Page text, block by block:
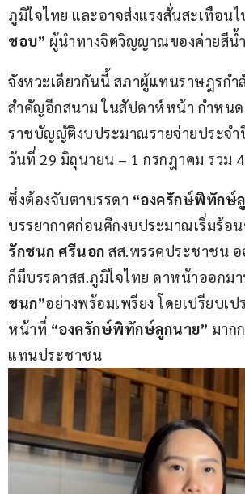
ภูมิใจไทย และอาจส่งแรงสั่นสะเทือนไ
ชอบ” ผู้นำทางจิตวิญญาณของค่ายสีน้ำ
จังหวะเดียวกันนี้ สภาผู้แทนราษฎรกำ
สำคัญอีกสนาม ในสัปดาห์หน้า กำหน
ราชบัญญัติงบประมาณรายจ่ายประจำ
วันที่ 29 มิถุนายน – 1 กรกฎาคม รวม
ซึ่งต้องจับตาบรรดา “องครักษ์พิทักษ์
บรรยากาศก่อนศึกงบประมาณเริ่มร้อ
รักชนก ศรีนอก สส.พรรคประชาชน อ
ก็มีบรรดาสส.ภูมิใจไทย ดาหน้าออกม
ชนก”อย่างพร้อมเพรียง โดยเปรียบเป
หน้าที่ “องครักษ์พิทักษ์ลูกนาย” มาก
แทนประชาชน